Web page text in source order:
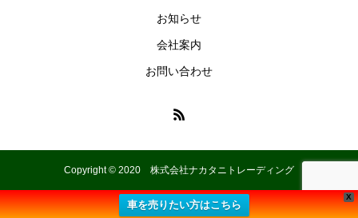
お知らせ
会社案内
お問い合わせ
Copyright © 2020 株式会社ナカタニトレーディング
X
車を売りたい方はこちら